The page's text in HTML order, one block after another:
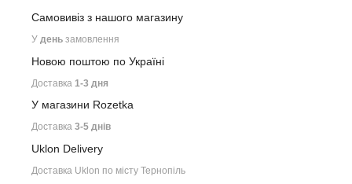
Самовивіз з нашого магазину
У день замовлення
Новою поштою по Україні
Доставка 1-3 дня
У магазини Rozetka
Доставка 3-5 днів
Uklon Delivery
Доставка Uklon по місту Тернопіль